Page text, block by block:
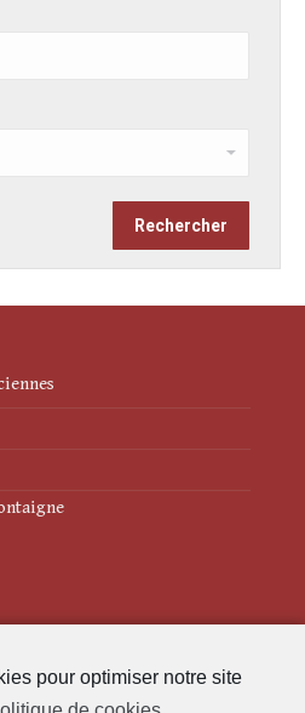
pour optimiser notre site